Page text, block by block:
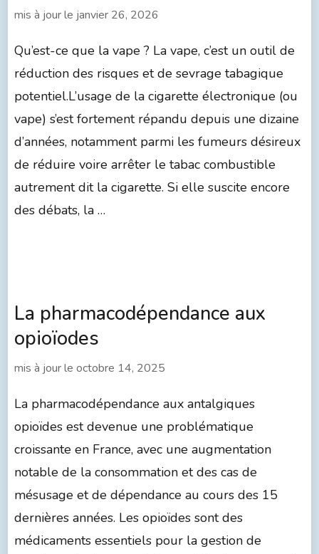
mis à jour le janvier 26, 2026
Qu’est-ce que la vape ? La vape, c’est un outil de
réduction des risques et de sevrage tabagique
potentiel.L’usage de la cigarette électronique (ou
vape) s’est fortement répandu depuis une dizaine
d’années, notamment parmi les fumeurs désireux
de réduire voire arrêter le tabac combustible
autrement dit la cigarette. Si elle suscite encore
des débats, la …
La pharmacodépendance aux
opioïodes
mis à jour le octobre 14, 2025
La pharmacodépendance aux antalgiques
opioïdes est devenue une problématique
croissante en France, avec une augmentation
notable de la consommation et des cas de
mésusage et de dépendance au cours des 15
dernières années. Les opioïdes sont des
médicaments essentiels pour la gestion de